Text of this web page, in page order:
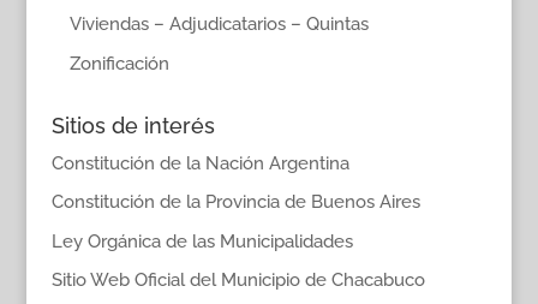
Viviendas – Adjudicatarios – Quintas
Zonificación
Sitios de interés
Constitución de la Nación Argentina
Constitución de la Provincia de Buenos Aires
Ley Orgánica de las Municipalidades
Sitio Web Oficial del Municipio de Chacabuco